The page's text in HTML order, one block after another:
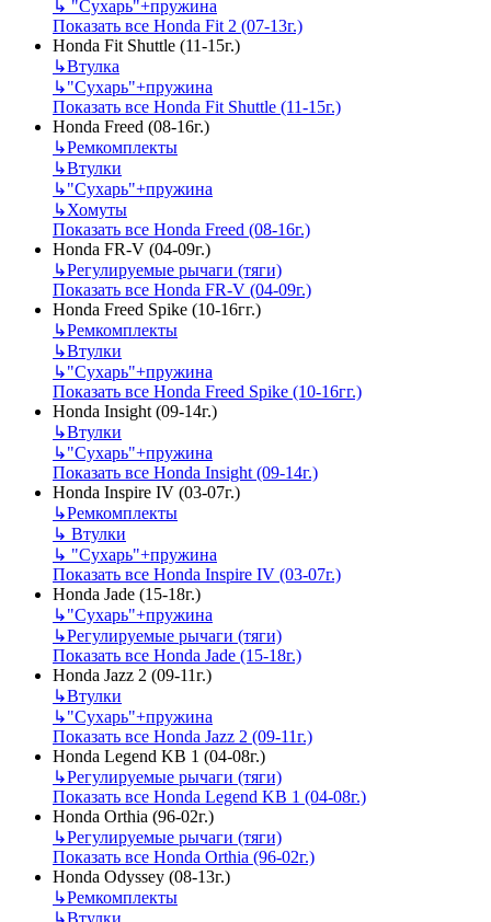
↳ "Сухарь"+пружина
Показать все Honda Fit 2 (07-13г.)
Honda Fit Shuttle (11-15г.)
↳Втулка
↳"Сухарь"+пружина
Показать все Honda Fit Shuttle (11-15г.)
Honda Freed (08-16г.)
↳Ремкомплекты
↳Втулки
↳"Сухарь"+пружина
↳Хомуты
Показать все Honda Freed (08-16г.)
Honda FR-V (04-09г.)
↳Регулируемые рычаги (тяги)
Показать все Honda FR-V (04-09г.)
Honda Freed Spike (10-16гг.)
↳Ремкомплекты
↳Втулки
↳"Сухарь"+пружина
Показать все Honda Freed Spike (10-16гг.)
Honda Insight (09-14г.)
↳Втулки
↳"Сухарь"+пружина
Показать все Honda Insight (09-14г.)
Honda Inspire IV (03-07г.)
↳Ремкомплекты
↳ Втулки
↳ "Сухарь"+пружина
Показать все Honda Inspire IV (03-07г.)
Honda Jade (15-18г.)
↳"Сухарь"+пружина
↳Регулируемые рычаги (тяги)
Показать все Honda Jade (15-18г.)
Honda Jazz 2 (09-11г.)
↳Втулки
↳"Сухарь"+пружина
Показать все Honda Jazz 2 (09-11г.)
Honda Legend KB 1 (04-08г.)
↳Регулируемые рычаги (тяги)
Показать все Honda Legend KB 1 (04-08г.)
Honda Orthia (96-02г.)
↳Регулируемые рычаги (тяги)
Показать все Honda Orthia (96-02г.)
Honda Odyssey (08-13г.)
↳Ремкомплекты
↳Втулки